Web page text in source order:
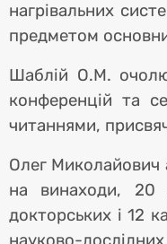
нагрівальних
предметом
Шаблій О.М.
конференцій та
читаннями,
Олег Миколайович
на винаходи, 20
докторських і 12